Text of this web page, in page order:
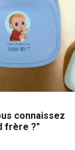
connaissez
frère ?"